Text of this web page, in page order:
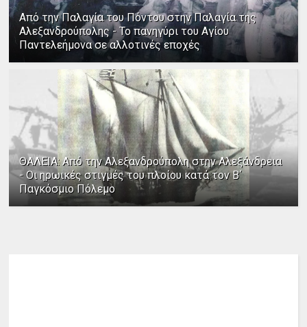
Από την Παλαγία του Πόντου στην Παλαγία της
Αλεξανδρούπολης - Το πανηγύρι του Αγίου
Παντελεήμονα σε αλλοτινές εποχές
ΘΑΛΕΙΑ: Από την Αλεξανδρούπολη στην Αλεξάνδρεια
- Οι ηρωικές στιγμές του πλοίου κατά τον Β΄
Παγκόσμιο Πόλεμο